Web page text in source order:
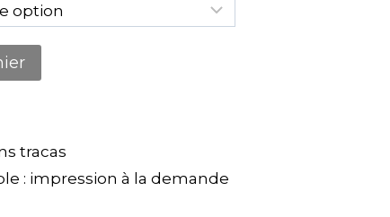
tracas
: impression à la demande